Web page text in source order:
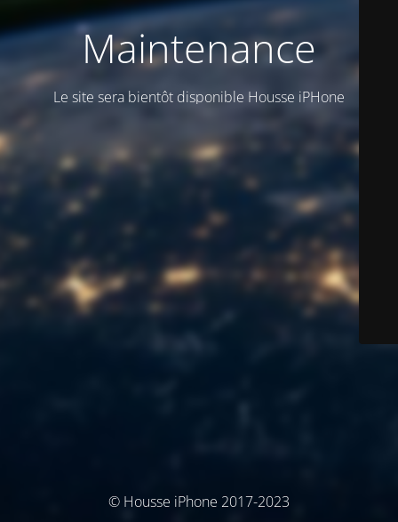
Maintenance
Le site sera bientôt disponible Housse iPHone
© Housse iPhone 2017-2023